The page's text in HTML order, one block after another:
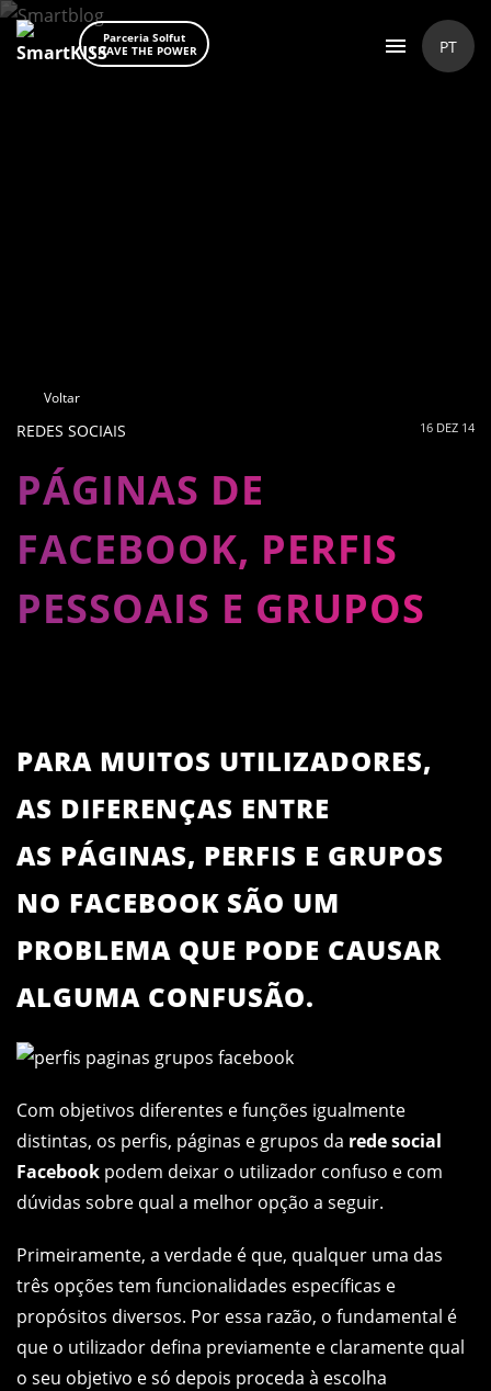
Parceria Solfut
I HAVE THE POWER
PT
Voltar
REDES SOCIAIS 16 DEZ 14
PÁGINAS DE
FACEBOOK, PERFIS
PESSOAIS E GRUPOS
PARA MUITOS UTILIZADORES,
AS DIFERENÇAS ENTRE
AS PÁGINAS, PERFIS E GRUPOS
NO FACEBOOK SÃO UM
PROBLEMA QUE PODE CAUSAR
ALGUMA CONFUSÃO.
Com objetivos diferentes e funções igualmente
distintas, os perfis, páginas e grupos da rede social
Facebook podem deixar o utilizador confuso e com
dúvidas sobre qual a melhor opção a seguir.
Primeiramente, a verdade é que, qualquer uma das
três opções tem funcionalidades específicas e
propósitos diversos. Por essa razão, o fundamental é
que o utilizador defina previamente e claramente qual
o seu objetivo e só depois proceda à escolha